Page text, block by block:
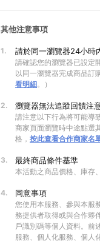
其他注意事項
1. 請於同一瀏覽器24小時
請確認您的瀏覽器已設定
以同一瀏覽器完成商品訂
看明細。）
2. 瀏覽器無法追蹤回饋注
請注意以下行為將可能導
商家頁面瀏覽時中途點選
格， 按此查看合作商家名
3. 最終商品條件基準
本活動之商品價格、庫存
4. 同意事項
您使用本服務、參與本服
務提供者取得或與合作夥
戶識別碼等個人資料。前
服務、個人化服務、個人